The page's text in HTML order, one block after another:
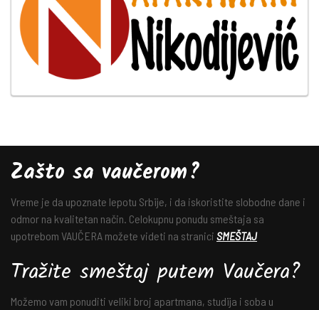
Zašto sa vaučerom?
Vreme je da upoznate lepotu Srbije, i da iskoristite slobodne dane i
odmor na kvalitetan način. Celokupnu ponudu smeštaja sa
upotrebom VAUČERA možete videti na stranici SMEŠTAJ
Tražite smeštaj putem Vaučera?
Možemo vam ponuditi veliki broj apartmana, studija i soba u